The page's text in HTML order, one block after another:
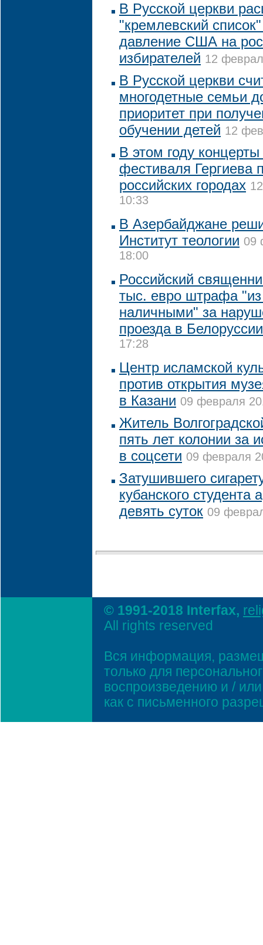
В Русской церкви
"кремлевский
давление США на
избирателей 12
В Русской церкви
многодетные семьи
приоритет при
обучении детей 12
В этом году
фестиваля Гергиева
российских городах
10:33
В Азербайджане
Институт теологии 09
18:00
Российский
тыс. евро штрафа
наличными" за
проезда в Белоруссии
17:28
Центр исламской
против открытия
в Казани 09 февраля
Житель
пять лет колонии за
в соцсети 09 февраля
Затушившего
кубанского студента
девять суток 09
© 1991-2018 Interfax,
All rights reserved
Вся информация,
только для
воспроизведению и /
как с письменного